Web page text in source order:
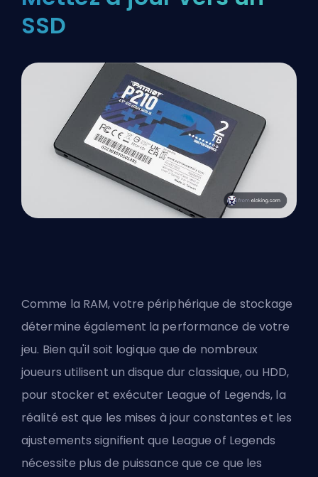
SSD
Comme la RAM, votre périphérique de stockage
détermine également la performance de votre
jeu. Bien qu'il soit logique que de nombreux
joueurs utilisent un disque dur classique, ou HDD,
pour stocker et exécuter League of Legends, la
réalité est que les mises à jour constantes et les
ajustements signifient que League of Legends
nécessite plus de puissance que ce que les